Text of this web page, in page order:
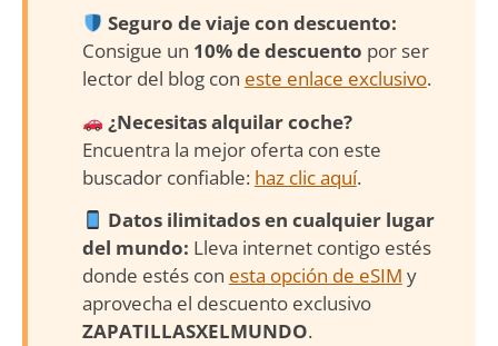
Seguro de viaje con descuento:
Consigue un 10% de descuento por ser
lector del blog con este enlace exclusivo.
¿Necesitas alquilar coche?
Encuentra la mejor oferta con este
buscador confiable: haz clic aquí.
Datos ilimitados en cualquier lugar
del mundo: Lleva internet contigo estés
donde estés con esta opción de eSIM y
aprovecha el descuento exclusivo
ZAPATILLASXELMUNDO.